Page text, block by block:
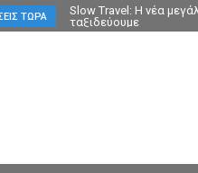
ΤΏΡΑ
Slow Travel: Η νέα
ταξιδεύουμε